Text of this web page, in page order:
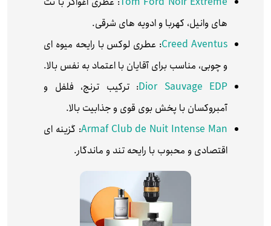
های وانیل، کهربا و ادویه های شرقی.
Creed Aventus: عطری لوکس با رایحه میوه ای
و چوبی، مناسب برای آقایان با اعتماد به نفس بالا.
Dior Sauvage EDP: ترکیب ترنج، فلفل و
آمبروکسان با پخش بوی قوی و جذابیت بالا.
Armaf Club de Nuit Intense Man: گزینه ای
اقتصادی و محبوب با رایحه تند و ماندگار.